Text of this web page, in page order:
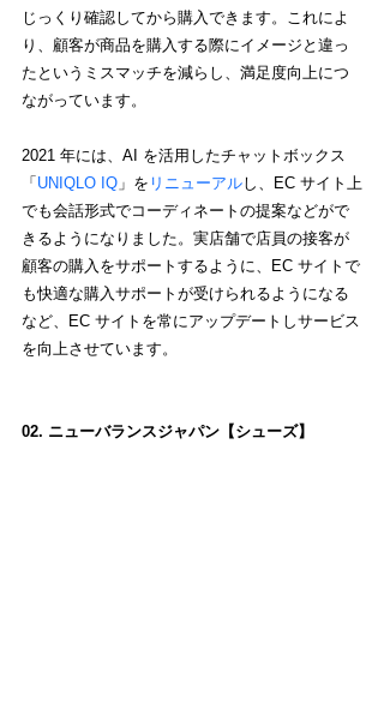
じっくり確認してから購入できます。これによ
り、顧客が商品を購入する際にイメージと違っ
たというミスマッチを減らし、満足度向上につ
ながっています。
2021 年には、AI を活用したチャットボックス
「 UNIQLO IQ 」を リニューアルし、EC サイト上
でも会話形式でコーディネートの提案などがで
きるようになりました。実店舗で店員の接客が
顧客の購入をサポートするように、EC サイトで
も快適な購入サポートが受けられるようになる
など、EC サイトを常にアップデートしサービス
を向上させています。
02. ニューバランスジャパン【シューズ】